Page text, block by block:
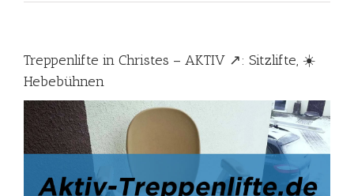
Treppenlifte in Christes – AKTIV ↗️: Sitzlifte, ☀️
Hebebühnen